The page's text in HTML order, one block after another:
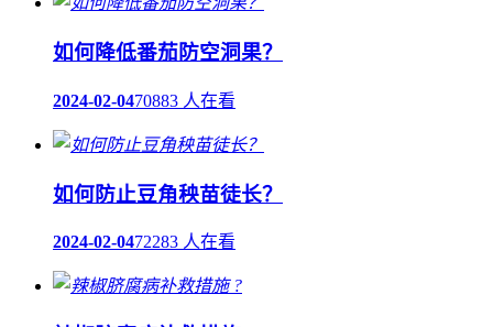
如何降低番茄防空洞果？
2024-02-0470883 人在看
如何防止豆角秧苗徒长？
2024-02-0472283 人在看